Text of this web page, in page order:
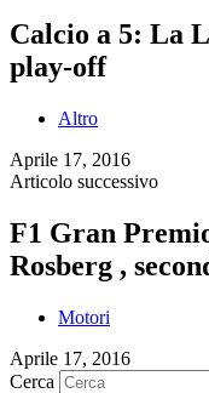
Calcio a 5: La
play-off
Altro
Aprile 17, 2016
Articolo successivo
F1 Gran
Rosberg ,
Motori
Aprile 17, 2016
Cerca